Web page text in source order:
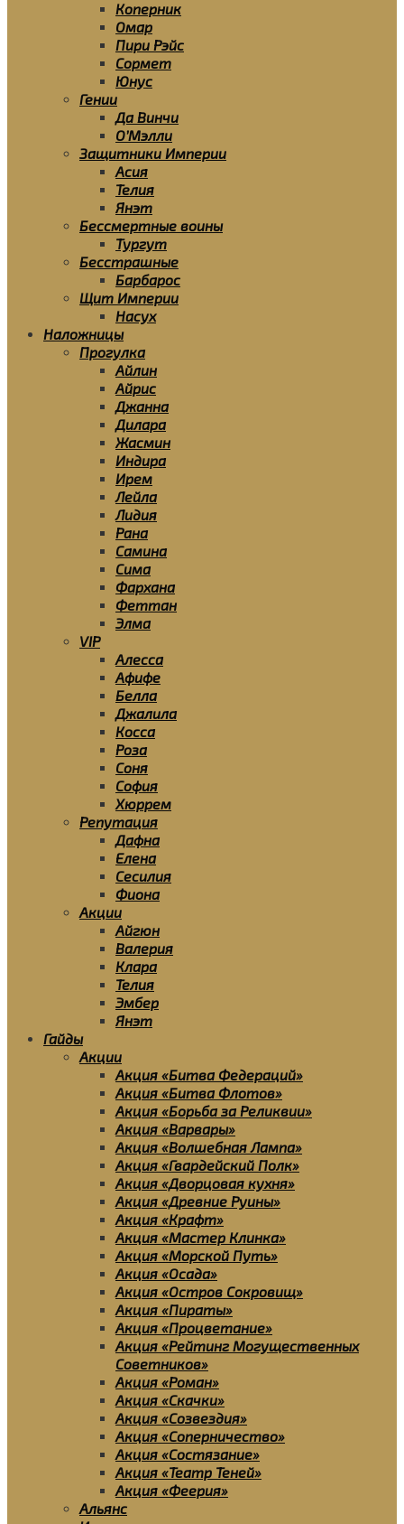
Коперник
Омар
Пири Рэйс
Сормет
Юнус
Гении
Да Винчи
О’Мэлли
Защитники Империи
Асия
Телия
Янэт
Бессмертные воины
Тургут
Бесстрашные
Барбарос
Щит Империи
Насух
Наложницы
Прогулка
Айлин
Айрис
Джанна
Дилара
Жасмин
Индира
Ирем
Лейла
Лидия
Рана
Самина
Сима
Фархана
Феттан
Элма
VIP
Алесса
Афифе
Белла
Джалила
Косса
Роза
Соня
София
Хюррем
Репутация
Дафна
Елена
Сесилия
Фиона
Акции
Айгюн
Валерия
Клара
Телия
Эмбер
Янэт
Гайды
Акции
Акция «Битва Федераций»
Акция «Битва Флотов»
Акция «Борьба за Реликвии»
Акция «Варвары»
Акция «Волшебная Лампа»
Акция «Гвардейский Полк»
Акция «Дворцовая кухня»
Акция «Древние Руины»
Акция «Крафт»
Акция «Мастер Клинка»
Акция «Морской Путь»
Акция «Осада»
Акция «Остров Сокровищ»
Акция «Пираты»
Акция «Процветание»
Акция «Рейтинг Могущественных
Советников»
Акция «Роман»
Акция «Скачки»
Акция «Созвездия»
Акция «Соперничество»
Акция «Состязание»
Акция «Театр Теней»
Акция «Феерия»
Альянс